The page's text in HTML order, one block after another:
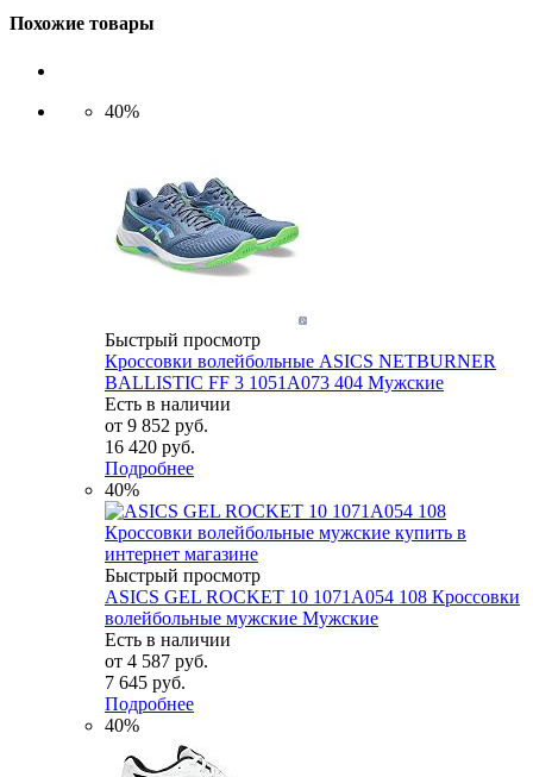
Похожие товары
40%
Быстрый просмотр
Кроссовки волейбольные ASICS NETBURNER
BALLISTIC FF 3 1051A073 404 Мужские
Есть в наличии
от 9 852 руб.
16 420 руб.
Подробнее
40%
Быстрый просмотр
ASICS GEL ROCKET 10 1071A054 108 Кроссовки
волейбольные мужские Мужские
Есть в наличии
от 4 587 руб.
7 645 руб.
Подробнее
40%